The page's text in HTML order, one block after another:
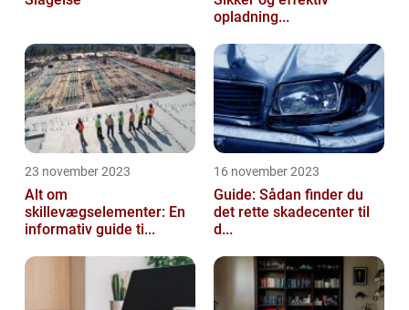
opladning...
23 november 2023
Alt om
skillevægselementer: En
informativ guide ti...
16 november 2023
Guide: Sådan finder du
det rette skadecenter til
d...